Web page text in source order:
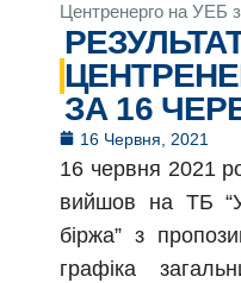
Центренерго на УЕБ
ЗА 16
16 Червня, 2021
16 червня 2021
вийшов на ТБ
біржа” з
графіка